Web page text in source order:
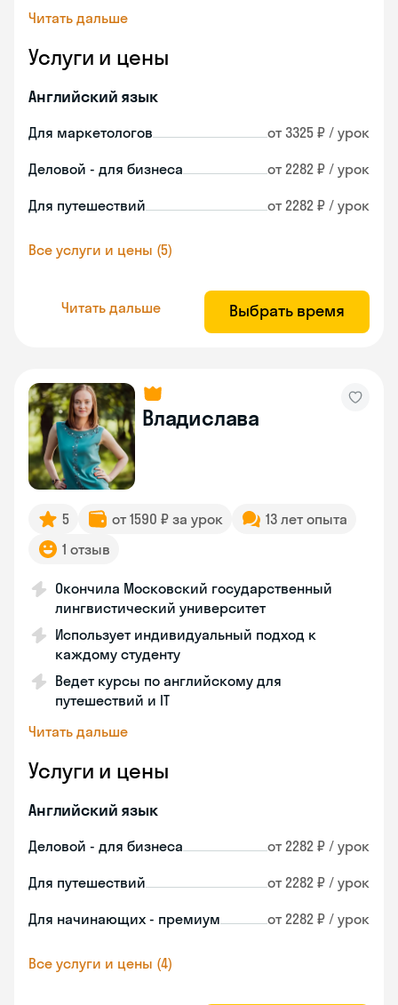
Читать дальше
Услуги и цены
Английский язык
Для маркетологов от 3325 ₽ / урок
Деловой - для бизнеса от 2282 ₽ / урок
Для путешествий от 2282 ₽ / урок
Все услуги и цены (5)
Читать дальше Выбрать время
Владислава
5 от 1590 ₽ за урок
13 лет опыта
1 отзыв
Окончила Московский государственный
лингвистический университет
Использует индивидуальный подход к
каждому студенту
Ведет курсы по английскому для
путешествий и IT
Читать дальше
Услуги и цены
Английский язык
Деловой - для бизнеса от 2282 ₽ / урок
Для путешествий от 2282 ₽ / урок
Для начинающих - премиум от 2282 ₽ / урок
Все услуги и цены (4)